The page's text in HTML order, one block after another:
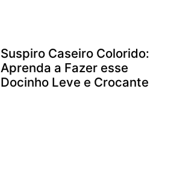
Suspiro Caseiro Colorido:
Aprenda a Fazer esse
Docinho Leve e Crocante